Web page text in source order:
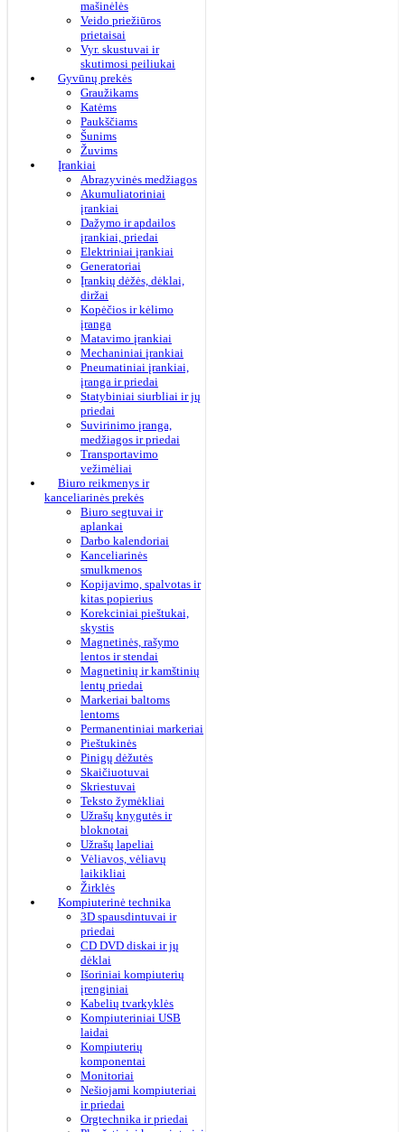
mašinėlės
Veido priežiūros
prietaisai
Vyr. skustuvai ir
skutimosi peiliukai
Gyvūnų prekės
Graužikams
Katėms
Paukščiams
Šunims
Žuvims
Įrankiai
Abrazyvinės medžiagos
Akumuliatoriniai
įrankiai
Dažymo ir apdailos
įrankiai, priedai
Elektriniai įrankiai
Generatoriai
Įrankių dėžės, dėklai,
diržai
Kopėčios ir kėlimo
įranga
Matavimo įrankiai
Mechaniniai įrankiai
Pneumatiniai įrankiai,
įranga ir priedai
Statybiniai siurbliai ir jų
priedai
Suvirinimo įranga,
medžiagos ir priedai
Transportavimo
vežimėliai
Biuro reikmenys ir
kanceliarinės prekės
Biuro segtuvai ir
aplankai
Darbo kalendoriai
Kanceliarinės
smulkmenos
Kopijavimo, spalvotas ir
kitas popierius
Korekciniai pieštukai,
skystis
Magnetinės, rašymo
lentos ir stendai
Magnetinių ir kamštinių
lentų priedai
Markeriai baltoms
lentoms
Permanentiniai markeriai
Pieštukinės
Pinigų dėžutės
Skaičiuotuvai
Skriestuvai
Teksto žymėkliai
Užrašų knygutės ir
bloknotai
Užrašų lapeliai
Vėliavos, vėliavų
laikikliai
Žirklės
Kompiuterinė technika
3D spausdintuvai ir
priedai
CD DVD diskai ir jų
dėklai
Išoriniai kompiuterių
įrenginiai
Kabelių tvarkyklės
Kompiuteriniai USB
laidai
Kompiuterių
komponentai
Monitoriai
Nešiojami kompiuteriai
ir priedai
Orgtechnika ir priedai